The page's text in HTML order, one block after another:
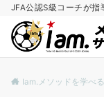
JFA公認S級コーチが指
Iam.メソッドを学べ